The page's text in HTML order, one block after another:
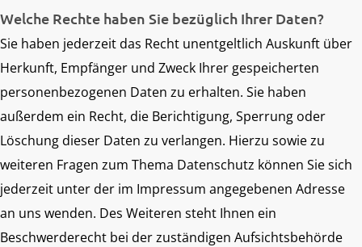
Welche Rechte haben Sie bezüglich Ihrer Daten?
Sie haben jederzeit das Recht unentgeltlich Auskunft über
Herkunft, Empfänger und Zweck Ihrer gespeicherten
personenbezogenen Daten zu erhalten. Sie haben
außerdem ein Recht, die Berichtigung, Sperrung oder
Löschung dieser Daten zu verlangen. Hierzu sowie zu
weiteren Fragen zum Thema Datenschutz können Sie sich
jederzeit unter der im Impressum angegebenen Adresse
an uns wenden. Des Weiteren steht Ihnen ein
Beschwerderecht bei der zuständigen Aufsichtsbehörde